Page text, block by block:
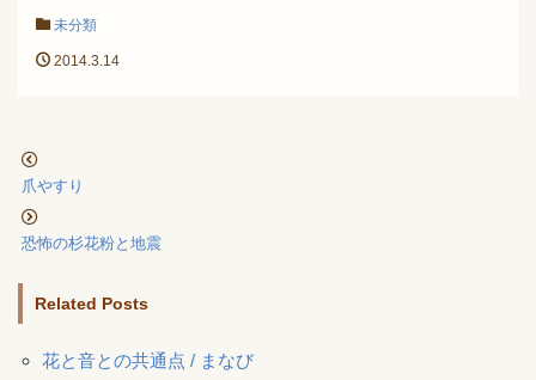
未分類
2014.3.14
爪やすり
恐怖の杉花粉と地震
Related Posts
花と音との共通点 / まなび